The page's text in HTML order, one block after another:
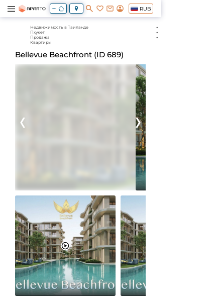
RUB
Недвижимость в Таиланде
Пхукет
Продажа
Квартиры
Bellevue Beachfront (ID 689)